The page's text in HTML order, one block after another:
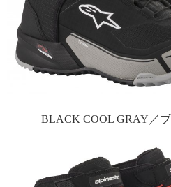
BLACK COOL GRAY／